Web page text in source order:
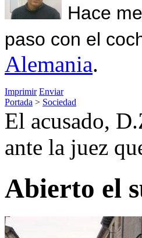
Hace
paso con el
Alemania.
Imprimir Enviar
Portada > Sociedad
El acusado,
ante la juez
Abierto el